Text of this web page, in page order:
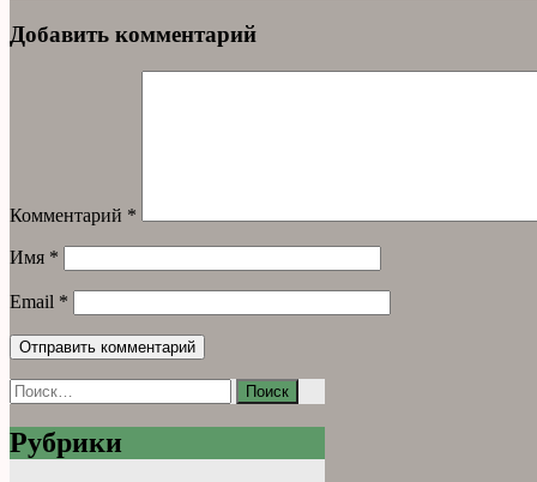
Добавить комментарий
Комментарий *
Имя *
Email *
Найти:
Рубрики